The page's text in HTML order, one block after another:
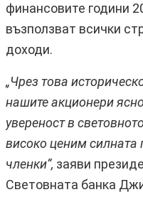
финансовите години
възползват всички
доходи.
„Чрез това
нашите акционери
увереност в
високо ценим силната
членки“, заяви
Световната банка